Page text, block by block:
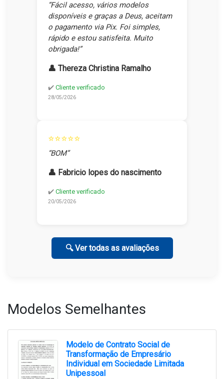
“Fácil acesso, vários modelos
disponíveis e graças a Deus, aceitam
o pagamento via Pix. Foi simples,
rápido e estou satisfeita. Muito
obrigada!”
👤 Thereza Christina Ramalho
✔️ Cliente verificado
28/05/2026
⭐⭐⭐⭐⭐
“BOM”
👤 Fabricio lopes do nascimento
✔️ Cliente verificado
20/05/2026
🔍 Ver todas as avaliações
Modelos Semelhantes
Modelo de Contrato Social de
Transformação de Empresário
Individual em Sociedade Limitada
Unipessoal